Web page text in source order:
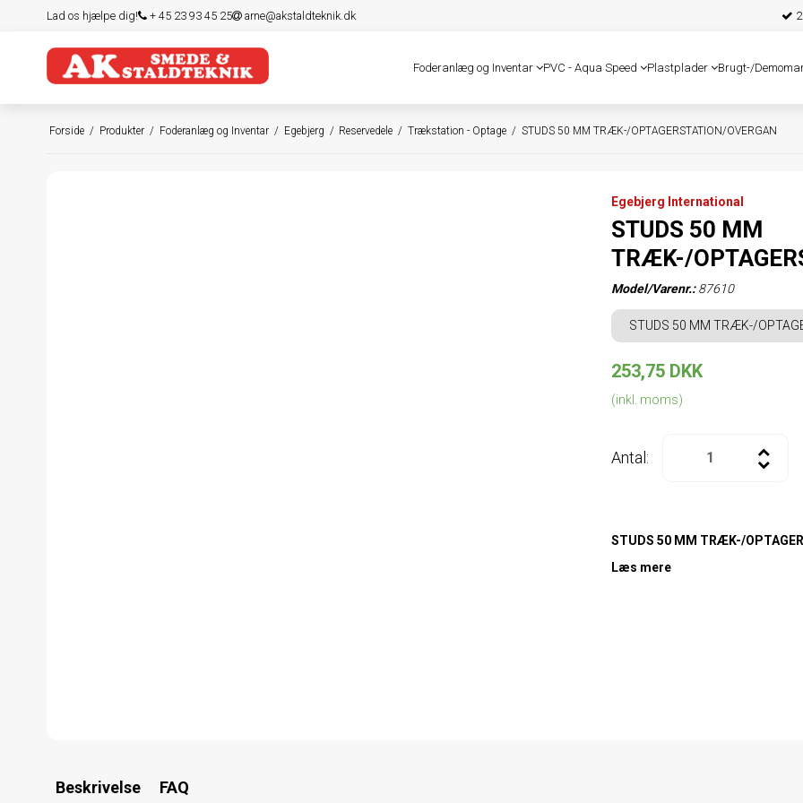
Lad os hjælpe dig! + 45 23 93 45 25 arne@akstaldteknik.dk
Foderanlæg og Inventar PVC - Aqua Speed Plastplader Brugt-/
Forside / Produkter / Foderanlæg og Inventar / Egebjerg / Reservedele / Trækstation - Optage / STUDS 50 MM TRÆK-/OPTAGERSTATION/OVERGAN
Egebjerg International
STUDS 50 MM
TRÆK-/
Model/Varenr.: 87610
STUDS 50 MM TRÆK-/
253,75 DKK
(inkl. moms)
Antal:
STUDS 50 MM TRÆK-/
Læs mere
Beskrivelse FAQ